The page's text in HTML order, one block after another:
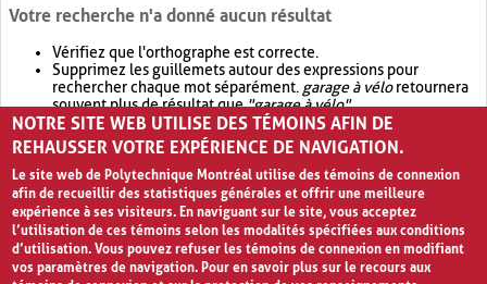
Votre recherche n'a donné aucun résultat
Vérifiez que l'orthographe est correcte.
Supprimez les guillemets autour des expressions pour
rechercher chaque mot séparément. garage à véloretournera
souvent plus de résultat que"garage à vélo".
Envisagez d'élargir votre recherche avec OR.garage OR vélo
retournera souvent plus de résultat quegarage à vélo
NOTRE SITE WEB UTILISE DES TÉMOINS AFIN DE
REHAUSSER VOTRE EXPÉRIENCE DE NAVIGATION.
Le site web de Polytechnique Montréal utilise des témoins de connexion
afin de recueillir des statistiques générales et offrir une meilleure
expérience à ses visiteurs. En naviguant sur le site, vous acceptez
l’utilisation de ces témoins selon les modalités spécifiées aux conditions
d’utilisation. Vous pouvez refuser les témoins de connexion en modifiant
vos paramètres de navigation. Pour en savoir plus sur le recours aux